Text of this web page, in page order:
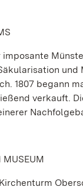
1807 begann
verkauft.
MUSEUM